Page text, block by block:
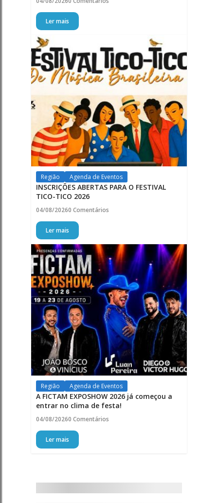
Ler mais
Região Agenda de Eventos
INSCRIÇÕES ABERTAS PARA O FESTIVAL
TICO-TICO 2026
04/08/20260 Comentários
Ler mais
Região Agenda de Eventos
A FICTAM EXPOSHOW 2026 já começou a
entrar no clima de festa!
04/08/20260 Comentários
Ler mais